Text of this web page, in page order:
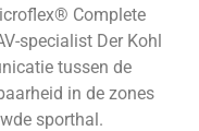
Complete
specialist Der Kohl
tussen de
in de zones
sporthal.